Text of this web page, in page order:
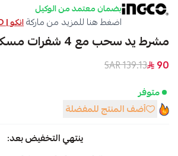
بضمان معتمد من الوكيل
اضغط هنا للمزيد من ماركةانكو | INGCO
مشرط يد سحب مع 4 شفرات مسكة المنيوم
90
139.13 SAR
متوفر
أضف المنتج للمفضلة
ينتهي التخفيض بعد: